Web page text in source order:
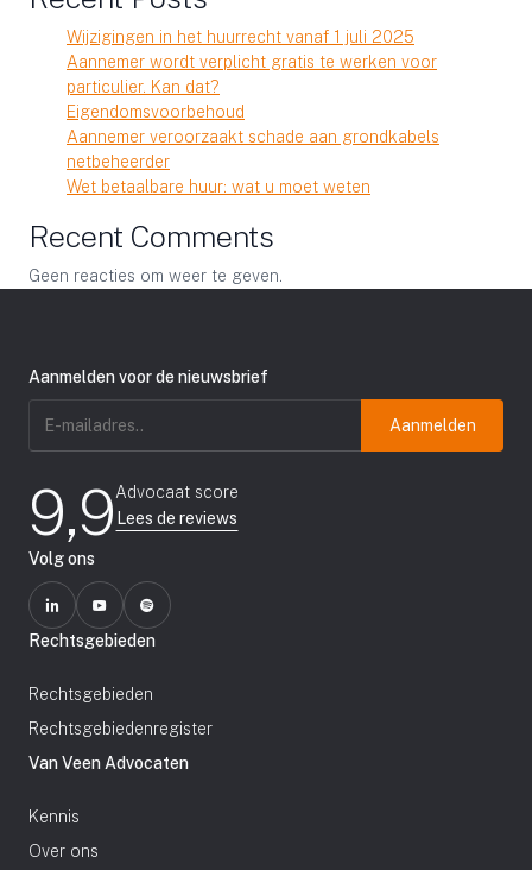
Wijzigingen in het huurrecht vanaf 1 juli 2025
Aannemer wordt verplicht gratis te werken voor
particulier. Kan dat?
Eigendomsvoorbehoud
Aannemer veroorzaakt schade aan grondkabels
netbeheerder
Wet betaalbare huur: wat u moet weten
Recent Comments
Geen reacties om weer te geven.
Aanmelden voor de nieuwsbrief
9,9Advocaat score
Lees de reviews
Volg ons
Rechtsgebieden
Rechtsgebieden
Rechtsgebiedenregister
Van Veen Advocaten
Kennis
Over ons